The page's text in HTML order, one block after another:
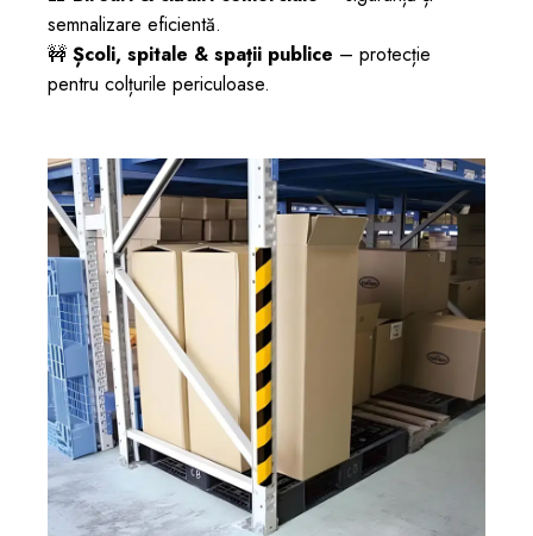
semnalizare eficientă.
🚧 Școli, spitale & spații publice – protecție
pentru colțurile periculoase.